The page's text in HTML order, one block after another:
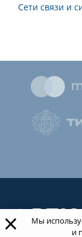
Сети связи и
×
Мы
и